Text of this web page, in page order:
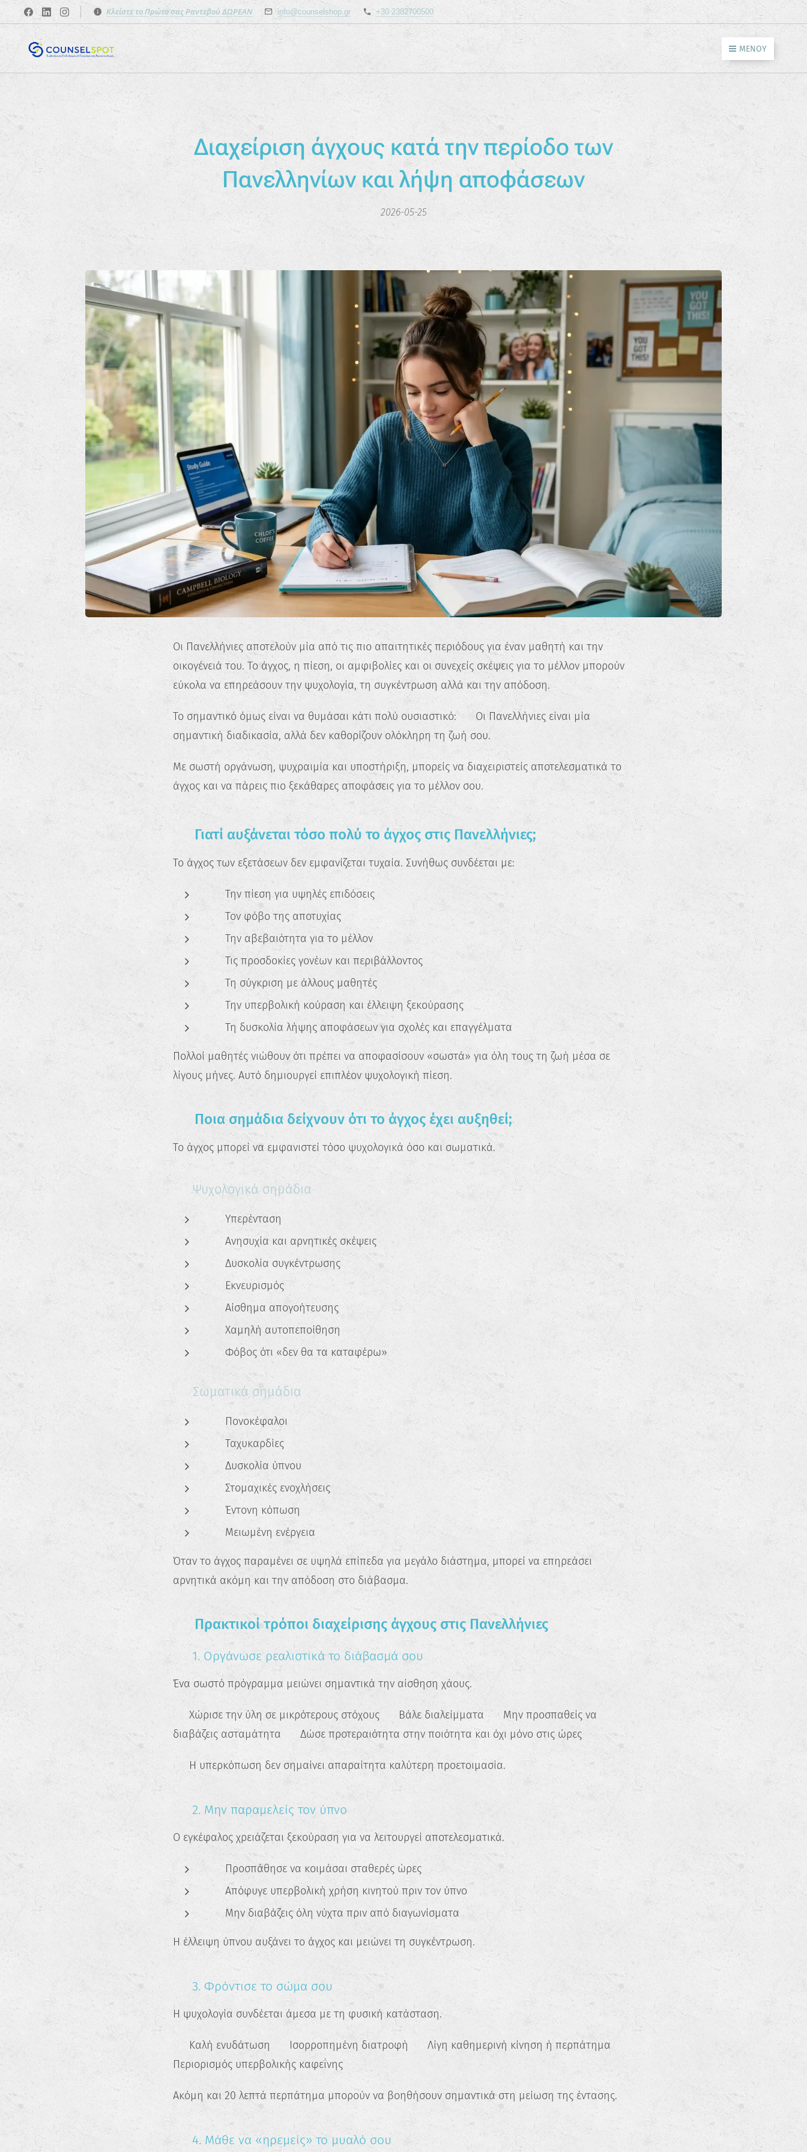
Κάνε το Δωρεάν Τεστ
Επαγγελματικού
Προσανατολισμού!
Ανακάλυψε τις πραγματικές σου
δυνατότητες και σχεδίασε την ιδανική
Ξεκίνα τώρα
Κλείστε το Πρώτο σας Ραντεβού ΔΩΡΕΑΝ info@counselshop.gr +30 2382700500
ΜΕΝΟΎ
Διαχείριση άγχους κατά την περίοδο των
Πανελληνίων και λήψη αποφάσεων
2026-05-25
Οι Πανελλήνιες αποτελούν μία από τις πιο απαιτητικές περιόδους για έναν μαθητή και την
οικογένειά του. Το άγχος, η πίεση, οι αμφιβολίες και οι συνεχείς σκέψεις για το μέλλον μπορούν
εύκολα να επηρεάσουν την ψυχολογία, τη συγκέντρωση αλλά και την απόδοση.
Το σημαντικό όμως είναι να θυμάσαι κάτι πολύ ουσιαστικό: 👉 Οι Πανελλήνιες είναι μία
σημαντική διαδικασία, αλλά δεν καθορίζουν ολόκληρη τη ζωή σου.
Με σωστή οργάνωση, ψυχραιμία και υποστήριξη, μπορείς να διαχειριστείς αποτελεσματικά το
άγχος και να πάρεις πιο ξεκάθαρες αποφάσεις για το μέλλον σου.
😰 Γιατί αυξάνεται τόσο πολύ το άγχος στις Πανελλήνιες;
Το άγχος των εξετάσεων δεν εμφανίζεται τυχαία. Συνήθως συνδέεται με:
📌 Την πίεση για υψηλές επιδόσεις
📌 Τον φόβο της αποτυχίας
📌 Την αβεβαιότητα για το μέλλον
📌 Τις προσδοκίες γονέων και περιβάλλοντος
📌 Τη σύγκριση με άλλους μαθητές
📌 Την υπερβολική κούραση και έλλειψη ξεκούρασης
📌 Τη δυσκολία λήψης αποφάσεων για σχολές και επαγγέλματα
Πολλοί μαθητές νιώθουν ότι πρέπει να αποφασίσουν «σωστά» για όλη τους τη ζωή μέσα σε
λίγους μήνες. Αυτό δημιουργεί επιπλέον ψυχολογική πίεση.
🚨 Ποια σημάδια δείχνουν ότι το άγχος έχει αυξηθεί;
Το άγχος μπορεί να εμφανιστεί τόσο ψυχολογικά όσο και σωματικά.
🧠 Ψυχολογικά σημάδια
❗ Υπερένταση
❗ Ανησυχία και αρνητικές σκέψεις
❗ Δυσκολία συγκέντρωσης
❗ Εκνευρισμός
❗ Αίσθημα απογοήτευσης
❗ Χαμηλή αυτοπεποίθηση
❗ Φόβος ότι «δεν θα τα καταφέρω»
💡 Σωματικά σημάδια
⚠️ Πονοκέφαλοι
⚠️ Ταχυκαρδίες
⚠️ Δυσκολία ύπνου
⚠️ Στομαχικές ενοχλήσεις
⚠️ Έντονη κόπωση
⚠️ Μειωμένη ενέργεια
Όταν το άγχος παραμένει σε υψηλά επίπεδα για μεγάλο διάστημα, μπορεί να επηρεάσει
αρνητικά ακόμη και την απόδοση στο διάβασμα.
✅ Πρακτικοί τρόποι διαχείρισης άγχους στις Πανελλήνιες
🗓️ 1. Οργάνωσε ρεαλιστικά το διάβασμά σου
Ένα σωστό πρόγραμμα μειώνει σημαντικά την αίσθηση χάους.
✔️ Χώρισε την ύλη σε μικρότερους στόχους ✔️ Βάλε διαλείμματα ✔️ Μην προσπαθείς να
διαβάζεις ασταμάτητα ✔️ Δώσε προτεραιότητα στην ποιότητα και όχι μόνο στις ώρες
👉 Η υπερκόπωση δεν σημαίνει απαραίτητα καλύτερη προετοιμασία.
😴 2. Μην παραμελείς τον ύπνο
Ο εγκέφαλος χρειάζεται ξεκούραση για να λειτουργεί αποτελεσματικά.
💤 Προσπάθησε να κοιμάσαι σταθερές ώρες
💤 Απόφυγε υπερβολική χρήση κινητού πριν τον ύπνο
💤 Μην διαβάζεις όλη νύχτα πριν από διαγωνίσματα
Η έλλειψη ύπνου αυξάνει το άγχος και μειώνει τη συγκέντρωση.
🥗 3. Φρόντισε το σώμα σου
Η ψυχολογία συνδέεται άμεσα με τη φυσική κατάσταση.
✔️ Καλή ενυδάτωση ✔️ Ισορροπημένη διατροφή ✔️ Λίγη καθημερινή κίνηση ή περπάτημα ✔️
Περιορισμός υπερβολικής καφεΐνης
Ακόμη και 20 λεπτά περπάτημα μπορούν να βοηθήσουν σημαντικά στη μείωση της έντασης.
🧘 4. Μάθε να «ηρεμείς» το μυαλό σου